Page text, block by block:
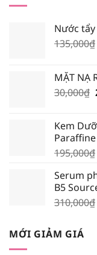
Nước
135,000₫
MẶT NẠ
30,000₫
Kem
195,000₫
Serum
B5
310,000₫
MỚI GIẢM GIÁ